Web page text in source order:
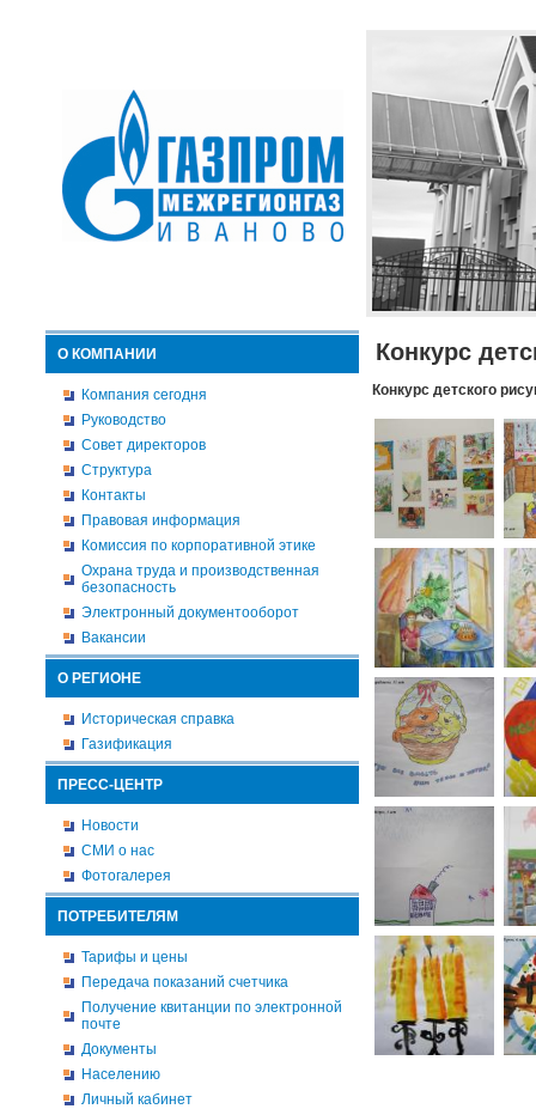
О КОМПАНИИ
Компания сегодня
Руководство
Совет директоров
Структура
Контакты
Правовая информация
Комиссия по корпоративной этике
Охрана труда и производственная
безопасность
Электронный документооборот
Вакансии
О РЕГИОНЕ
Историческая справка
Газификация
ПРЕСС-ЦЕНТР
Новости
СМИ о нас
Фотогалерея
ПОТРЕБИТЕЛЯМ
Тарифы и цены
Передача показаний счетчика
Получение квитанции по электронной
почте
Документы
Населению
Личный кабинет
Конкурс
Конкурс детского